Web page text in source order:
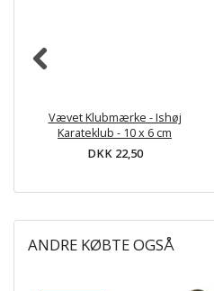
Vævet Klubmærke - Ishøj
Karateklub - 10 x 6 cm
DKK 22,50
ANDRE KØBTE OGSÅ